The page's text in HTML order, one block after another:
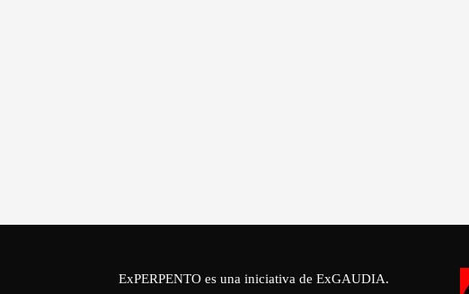
ExPERPENTO es una iniciativa de ExGAUDIA.